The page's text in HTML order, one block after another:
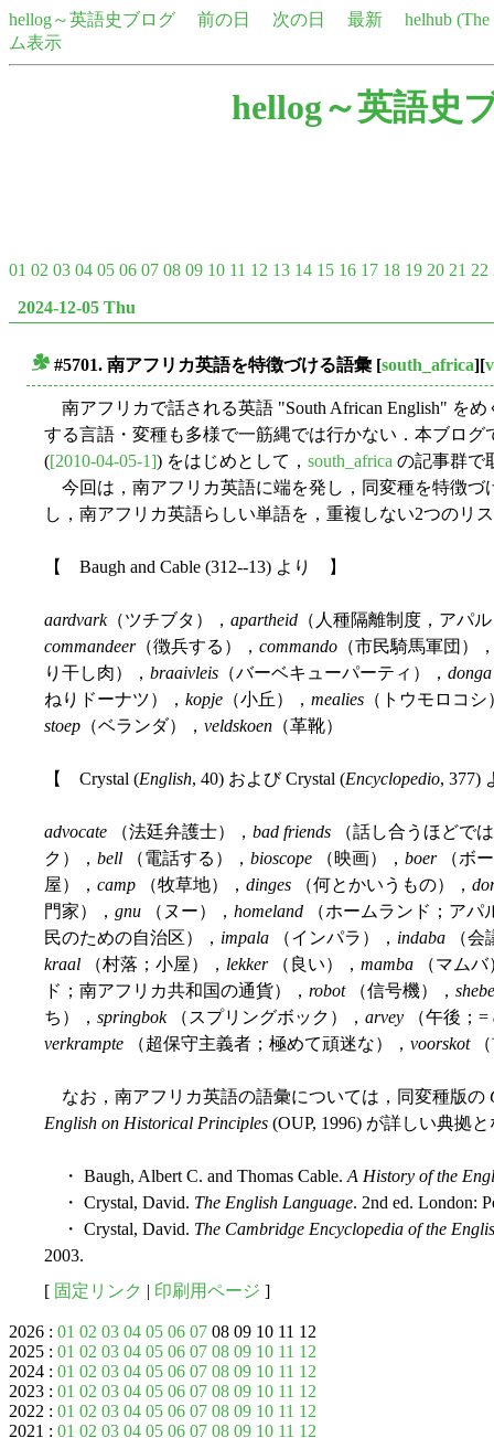
hellog～英語史ブログ 前の日 次の日 最新
helhub
ム表示
hellog～英語史
01 02 03 04 05 06 07 08 09 10 11 12 13 14 15 16 17 18 19 20 21 22
2024-12-05 Thu
#5701. 南アフリカ英語を特徴づける語彙 [south_africa][
南アフリカで話される英語 "South African English" を
する言語・変種も多様で一筋縄では行かない．本ブログ
([2010-04-05-1]) をはじめとして， south_africa の記事群で
今回は，南アフリカ英語に端を発し，同変種を特徴づ
し，南アフリカ英語らしい単語を，重複しない2つのリ
【 Baugh and Cable (312--13) より 】
aardvark（ツチブタ）， apartheid （人種隔離制度，アパ
commandeer（徴兵する）， commando （市民騎馬軍団）
り干し肉）， braaivleis （バーベキューパーティ）， donga
ねりドーナツ）， kopje （小丘）， mealies （トウモロコシ
stoep （ベランダ）， veldskoen （革靴）
【 Crystal (English, 40) および Crystal (Encyclopedio, 377)
advocate （法廷弁護士）， bad friends （話し合うほどで
ク）， bell （電話する）， bioscope （映画）， boer（ボ
屋）， camp （牧草地）， dinges （何とかいうもの），
門家）， gnu （ヌー）， homeland （ホームランド；ア
民のための自治区）， impala （インパラ）， indaba （会
kraal （村落；小屋）， lekker（良い）， mamba （マムバ
ド；南アフリカ共和国の通貨）， robot（信号機），
ち）， springbok（スプリングボック）， arvey （午後；=
verkrampte （超保守主義者；極めて頑迷な）， voorskot（
なお，南アフリカ英語の語彙については，同変種版の
English on Historical Principles (OUP, 1996) が詳しい典拠
・ Baugh, Albert C. and Thomas Cable. A History of the
・ Crystal, David. The English Language. 2nd ed. London:
・ Crystal, David. The Cambridge Encyclopedia of the
2003.
[ 固定リンク | 印刷用ページ ]
2026 : 01 02 03 04 05 06 07 08 09 10 11 12
2025 : 01 02 03 04 05 06 07 08 09 10 11 12
2024 : 01 02 03 04 05 06 07 08 09 10 11 12
2023 : 01 02 03 04 05 06 07 08 09 10 11 12
2022 : 01 02 03 04 05 06 07 08 09 10 11 12
2021 : 01 02 03 04 05 06 07 08 09 10 11 12